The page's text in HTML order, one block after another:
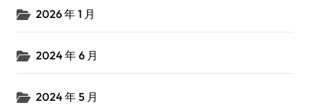
2026 年 1 月
2024 年 6 月
2024 年 5 月